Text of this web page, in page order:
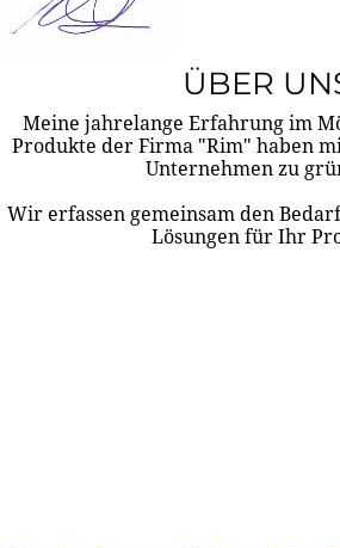
ÜBER
Meine jahrelange Erfahrung im
Produkte der Firma "Rim" haben
Unternehmen zu
Wir erfassen gemeinsam den
Lösungen für Ihr